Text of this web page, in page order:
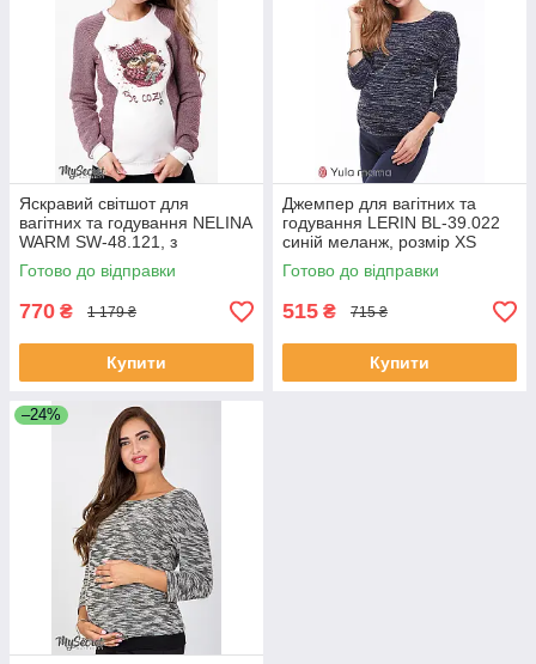
Яскравий світшот для
вагітних та годування NELINA
WARM SW-48.121, з
трикотажу з начосом, розмір
L
Готово до відправки
770 ₴ 1 179 ₴
Купити
Джемпер для вагітних та
годування LERIN BL-39.022
синій меланж, розмір XS
Готово до відправки
515 ₴ 715 ₴
Купити
–24%